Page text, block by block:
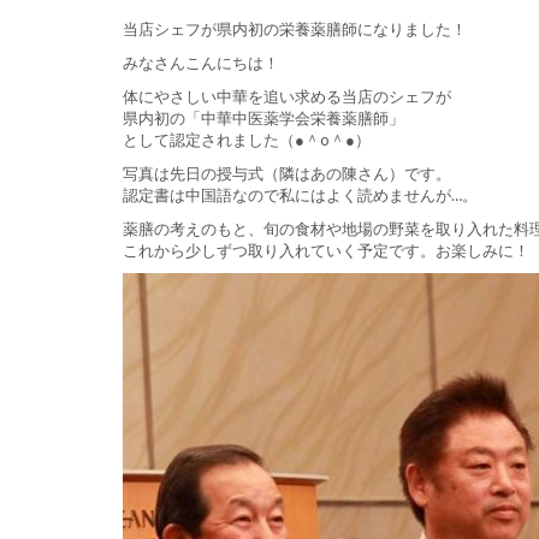
当店シェフが県内初の栄養薬膳師になりました！
みなさんこんにちは！
体にやさしい中華を追い求める当店のシェフが
県内初の「中華中医薬学会栄養薬膳師」
として認定されました（●＾o＾●）
写真は先日の授与式（隣はあの陳さん）です。
認定書は中国語なので私にはよく読めませんが…。
薬膳の考えのもと、旬の食材や地場の野菜を取り入れた料
これから少しずつ取り入れていく予定です。お楽しみに！